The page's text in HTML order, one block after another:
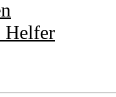
Helfer